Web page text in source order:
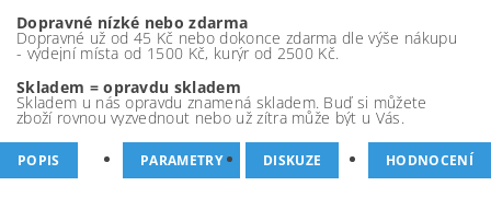
Dopravné nízké nebo zdarma
Dopravné už od 45 Kč nebo dokonce zdarma dle výše nákupu
- výdejní místa od 1500 Kč, kurýr od 2500 Kč.
Skladem = opravdu skladem
Skladem u nás opravdu znamená skladem. Buď si můžete
zboží rovnou vyzvednout nebo už zítra může být u Vás.
POPIS PARAMETRY DISKUZE HODNOCENÍ